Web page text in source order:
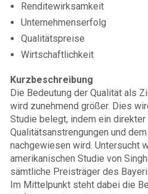
Renditewirksamkeit
Unternehmenserfolg
Qualitätspreise
Wirtschaftlichkeit
Kurzbeschreibung
Die Bedeutung der Qualität als
wird zunehmend größer. Dies
Studie belegt, indem ein
Qualitätsanstrengungen und
nachgewiesen wird. Untersucht
amerikanischen Studie von
sämtliche Preisträger des
Im Mittelpunkt steht dabei die